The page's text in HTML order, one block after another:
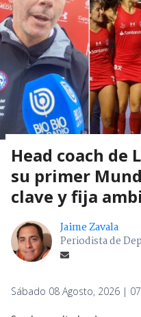
Head coach de
su primer
clave y fija
Jaime Zavala
Periodista de
Sábado 08 Agosto, 2026 |